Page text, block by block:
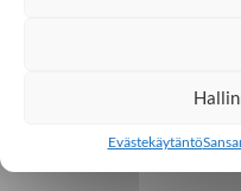
Evästekäytäntö